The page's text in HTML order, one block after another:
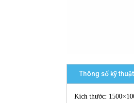
Thông số kỹ thuật
Kích thước: